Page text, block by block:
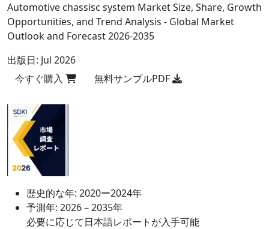
Automotive chassisc system Market Size, Share, Growth
Opportunities, and Trend Analysis - Global Market
Outlook and Forecast 2026-2035
出版日: Jul 2026
今すぐ購入
無料サンプルPDF
歴史的な年: 2020ー2024年
予測年: 2026－2035年
必要に応じて日本語レポートが入手可能